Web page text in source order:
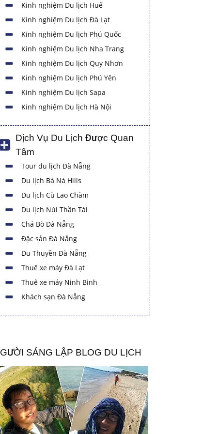
Kinh nghiệm Du lịch Huế
Kinh nghiệm Du lịch Đà Lạt
Kinh nghiệm Du lịch Phú Quốc
Kinh nghiệm Du lịch Nha Trang
Kinh nghiệm Du lịch Quy Nhơn
Kinh nghiệm Du lịch Phú Yên
Kinh nghiệm Du lịch Sapa
Kinh nghiệm Du lịch Hà Nội
Dịch Vụ Du Lịch Được Quan
Tâm
Tour du lịch Đà Nẵng
Du lịch Bà Nà Hills
Du lịch Cù Lao Chàm
Du lịch Núi Thần Tài
Chả Bò Đà Nẵng
Đặc sản Đà Nẵng
Du Thuyền Đà Nẵng
Thuê xe máy Đà Lạt
Thuê xe máy Ninh Bình
Khách sạn Đà Nẵng
SÁNG LẬP BLOG DU LỊCH